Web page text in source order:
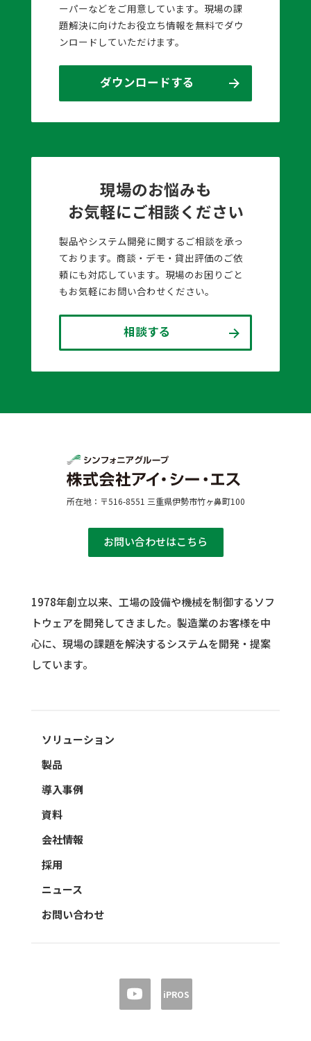
ーパーなどをご用意しています。現場の課
題解決に向けたお役立ち情報を無料でダウ
ンロードしていただけます。
ダウンロードする
現場のお悩みも
お気軽にご相談ください
製品やシステム開発に関するご相談を承っ
ております。商談・デモ・貸出評価のご依
頼にも対応しています。現場のお困りごと
もお気軽にお問い合わせください。
相談する
所在地：〒516-8551 三重県伊勢市竹ヶ鼻町100
お問い合わせはこちら
1978年創立以来、工場の設備や機械を制御するソフ
トウェアを開発してきました。 製造業のお客様を中
心に、現場の課題を解決するシステムを開発・提案
しています。
ソリューション
製品
導入事例
資料
会社情報
採用
ニュース
お問い合わせ
iPROS